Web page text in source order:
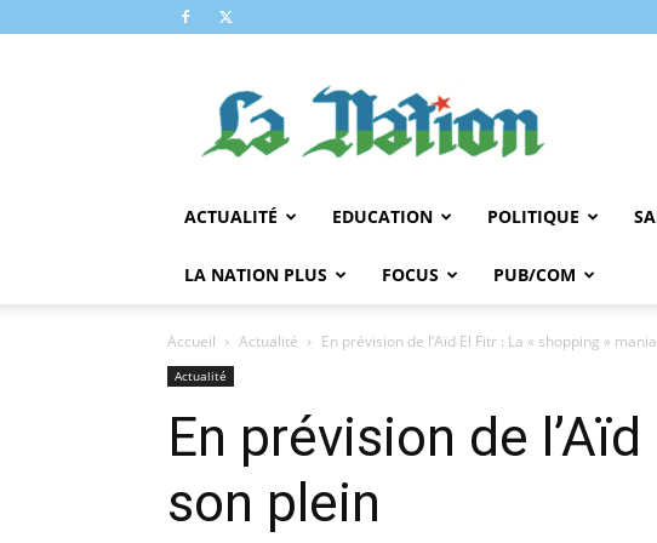
NATION
ACTUALITÉ EDUCATION POLITIQUE
LA NATION PLUS FOCUS PUB/COM
Accueil Actualité En prévision de l’Aïd El Fitr : La « shopping »
Actualité
En prévision de
son plein